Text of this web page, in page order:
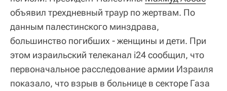
объявил трехдневный траур по жертвам. По
данным палестинского минздрава,
большинство погибших - женщины и дети. При
этом израильский телеканал i24 сообщил, что
первоначальное расследование армии Израиля
показало, что взрыв в больнице в секторе Газа